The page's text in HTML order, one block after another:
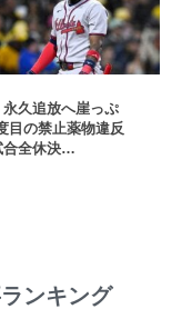
永久追放へ崖っぷ
の禁止薬物違反
合全休決…
ンキング